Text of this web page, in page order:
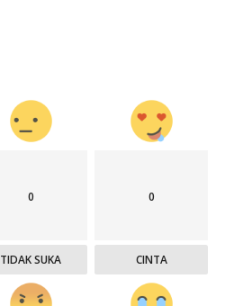
0
TIDAK SUKA
0
CINTA